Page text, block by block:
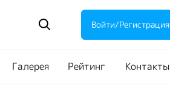
Войти/Регистрация
Галерея Рейтинг Контакты
Прошедшие акции